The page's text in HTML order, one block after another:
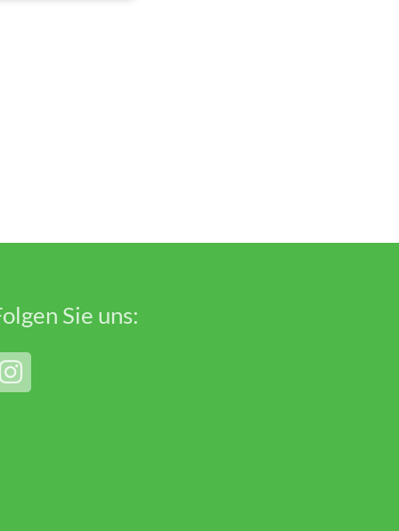
Sie uns: